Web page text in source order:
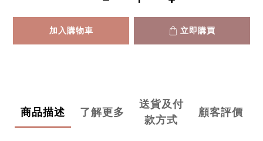
加入購物車 立即購買
商品描述 了解更多
送貨及付
款方式
顧客評價